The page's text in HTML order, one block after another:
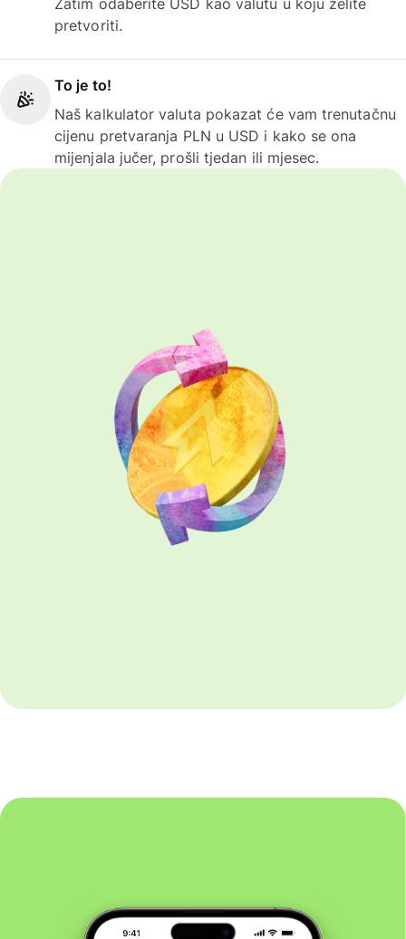
Zatim odaberite USD kao valutu u koju želite
pretvoriti.
To je to!
Naš kalkulator valuta pokazat će vam trenutačnu
cijenu pretvaranja PLN u USD i kako se ona
mijenjala jučer, prošli tjedan ili mjesec.